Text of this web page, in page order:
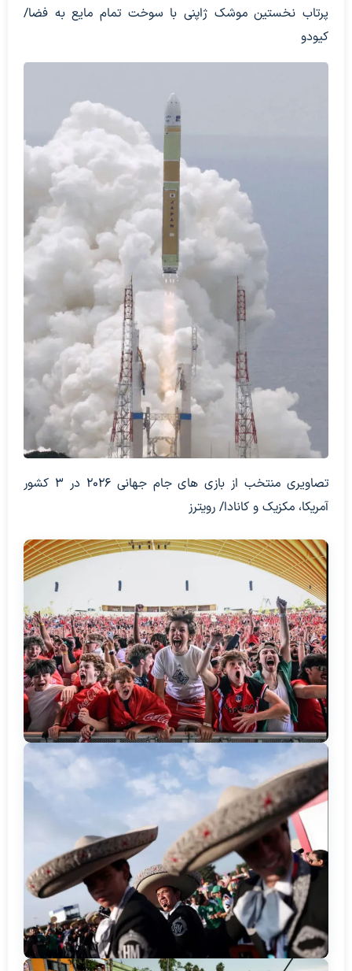
پرتاب نخستین موشک ژاپنی با سوخت تمام مایع به فضا/
کیودو
تصاویری منتخب از بازی های جام جهانی 2026 در 3 کشور
آمریکا، مکزیک و کانادا/ رویترز